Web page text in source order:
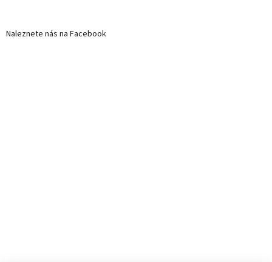
Naleznete nás na Facebook